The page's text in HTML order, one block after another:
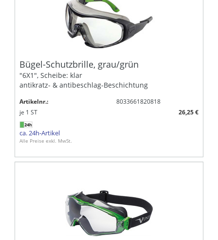
Bügel-Schutzbrille, grau/grün
"6X1", Scheibe: klar
antikratz- & antibeschlag-Beschichtung
Artikelnr.:
8033661820818
je 1 ST 26,25 €
ca. 24h-Artikel
Alle Preise exkl. MwSt.